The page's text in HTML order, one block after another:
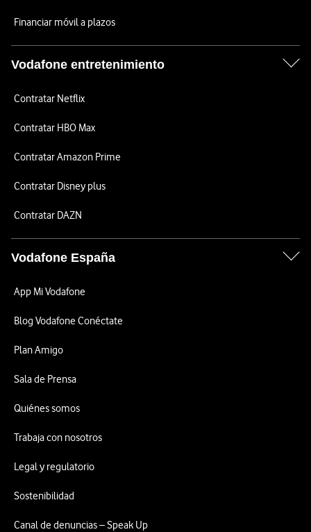
Financiar móvil a plazos
Vodafone entretenimiento
Contratar Netflix
Contratar HBO Max
Contratar Amazon Prime
Contratar Disney plus
Contratar DAZN
Vodafone España
App Mi Vodafone
Blog Vodafone Conéctate
Plan Amigo
Sala de Prensa
Quiénes somos
Trabaja con nosotros
Legal y regulatorio
Sostenibilidad
Canal de denuncias – Speak Up